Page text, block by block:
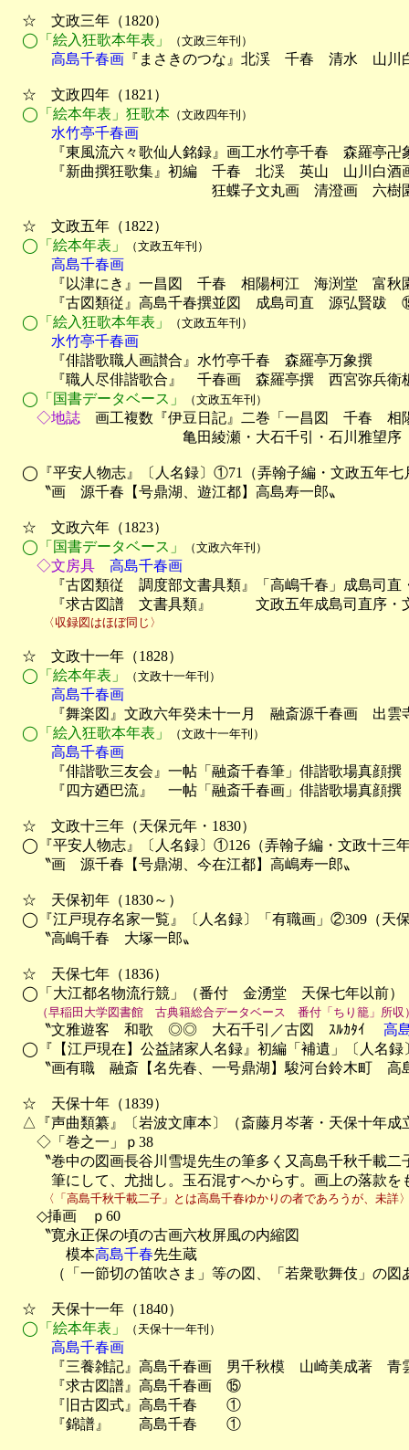
☆　文政三年（1820）
◯「絵入狂歌本年表」
（文政三年刊）
高島千春画 『まさきのつな』北渓　千春　清水　山
☆　文政四年（1821）
◯「絵本年表」狂歌本 （文政四年刊）
水竹亭千春画
『東風流六々歌仙人銘録』画工水竹亭千春　森羅亭卍
『新曲撰狂歌集』初編　千春　北渓　英山　山川白酒
狂蝶子文丸画　清澄画　六樹園
☆　文政五年（1822）
◯「絵本年表」
（文政五年刊）
高島千春画
『以津にき』一昌図　千春　相陽柯江　海渕堂　富秋
『古図類従』高島千春撰並図　成島司直　源弘賢跋
◯「絵入狂歌本年表」
（文政五年刊）
水竹亭千春画
『俳諧歌職人画讃合』水竹亭千春　森羅亭万象撰　　
『職人尽俳諧歌合』　千春画　森羅亭撰　西宮弥兵衛
◯「国書データベース」
（文政五年刊）
◇地誌 画工複数『伊豆日記』二巻「一昌図　千春　
亀田綾瀬・大石千引・石川雅望序　文
◯『平安人物志』〔人名録〕①71（弄翰子編・文政五年七
〝画　源千春【号鼎湖、遊江都】高島寿一郎〟
☆　文政六年（1823）
◯「国書データベース」
（文政六年刊）
◇文房具 高島千春画
『古図類従　調度部文書具類』「高嶋千春」成島司直
『求古図譜　文書具類』　　　文政五年成島司直序・
〈収録図はほぼ同じ〉
☆　文政十一年（1828）
◯「絵本年表」
（文政十一年刊）
高島千春画
『舞楽図』文政六年癸未十一月　融斎源千春画　出雲
◯「絵入狂歌本年表」
（文政十一年刊）
高島千春画
『俳諧歌三友会』一帖「融斎千春筆」俳諧歌場真顔撰
『四方廼巴流』　一帖「融斎千春画」俳諧歌場真顔撰
☆　文政十三年（天保元年・1830）
◯『平安人物志』〔人名録〕①126（弄翰子編・文政十三
〝画　源千春【号鼎湖、今在江都】高嶋寿一郎〟
☆　天保初年（1830～）
◯『江戸現存名家一覧』〔人名録〕「有職画」②309（天
〝高嶋千春　大塚一郎〟
☆　天保七年（1836）
◯「大江都名物流行競」（番付　金湧堂　天保七年以前）
（早稲田大学図書館　古典籍総合データベース　番付「ちり籠」所収
〝文雅遊客　和歌　◎◎　大石千引／古図　ｽﾙｶﾀｲ 高
◯『【江戸現在】公益諸家人名録』初編「補遺」〔人名録
〝画有職　融斎【名先春、一号鼎湖】駿河台鈴木町　高
☆　天保十年（1839）
△『声曲類纂』〔岩波文庫本〕（斎藤月岑著・天保十年成
◇「巻之一」ｐ38
〝巻中の図画長谷川雪堤先生の筆多く又高島千秋千載二
筆にして、尤拙し。玉石混すへからす。画上の落款を
〈「高島千秋千載二子」とは高島千春ゆかりの者であろうが、未詳
◇挿画　ｐ60
〝寛永正保の頃の古画六枚屏風の内縮図
模本高島千春先生蔵
（「一節切の笛吹さま」等の図、「若衆歌舞伎」の図
☆　天保十一年（1840）
◯「絵本年表」
（天保十一年刊）
高島千春画
『三養雑記』高島千春画　男千秋模　山崎美成著　青
『求古図譜』高島千春画　⑮
『旧古図式』高島千春　　①
『錦譜』　　高島千春　　①